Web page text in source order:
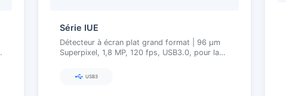
Série IUE
Détecteur à écran plat grand format | 96 µm
Superpixel, 1,8 MP, 120 fps, USB3.0, pour la
chimiluminescence
USB3